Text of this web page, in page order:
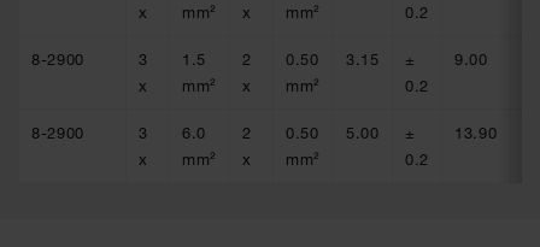
x
mm²
x
mm²
0.2
8-2900
3
x
1.5
mm²
2
x
0.50
mm²
3.15
±
0.2
9.00
8-2900
3
x
6.0
mm²
2
x
0.50
mm²
5.00
±
0.2
13.90